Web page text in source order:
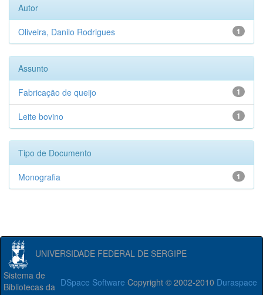
Autor
1
Oliveira, Danilo Rodrigues
Assunto
1
Fabricação de queijo
1
Leite bovino
Tipo de Documento
1
Monografia
UNIVERSIDADE FEDERAL DE SERGIPE
DSpace Software Copyright © 2002-2010 Duraspace
Sistema de
Bibliotecas da